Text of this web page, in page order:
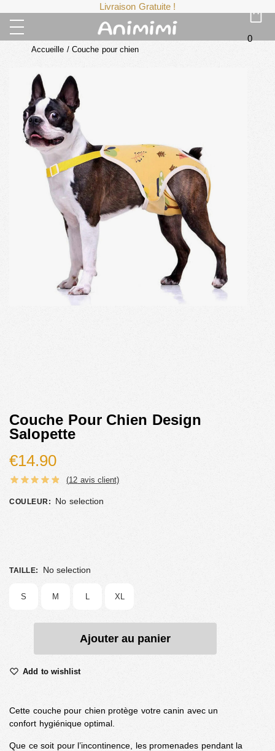
Livraison Gratuite !
0
Accueille / Couche pour chien
Couche Pour Chien Design
Salopette
€14.90
(12 avis client)
COULEUR: No selection
TAILLE: No selection
S M XL
Ajouter au panier
Add to wishlist
Cette couche pour chien protège votre canin avec un
confort hygiénique optimal.
Que ce soit pour l’incontinence, les promenades pendant la